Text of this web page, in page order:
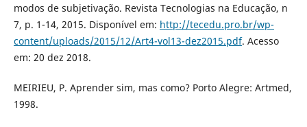
modos de subjetivação. Revista Tecnologias na Educação, n
7, p. 1-14, 2015. Disponível em: http://tecedu.pro.br/wp-
content/uploads/2015/12/Art4-vol13-dez2015.pdf. Acesso
em: 20 dez 2018.
MEIRIEU, P. Aprender sim, mas como? Porto Alegre: Artmed,
1998.